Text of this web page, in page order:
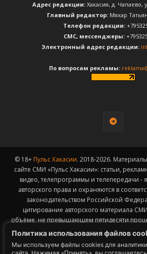
Политика использования файлов
Мы используем файлы cookies для
Адрес редакции:Хакасия, д. Чапаево,
Главный редактор: Мяхар
Телефон редакции:
CМС, мессенджеры:
Электронный адрес редакции:
По вопросам рекламы:
© 18+ Пульс Хакасии. 2018-2026.
сайте СМИ «Пульс Хакасии»: статьи,
видео, телепрограммы и телепередачи -
авторского права и охраняются в
законодательством Российской
цитирование авторского материала
объёме, не превышающем пятидесяти
публикации с обязательным
страницу заимствования материала.
размещаться в тексте цитируемого